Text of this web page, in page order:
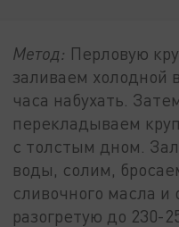
Метод: Перловую
заливаем холодной
часа набухать.
перекладываем
с толстым дном.
воды, солим,
сливочного масла и
разогретую до 230-